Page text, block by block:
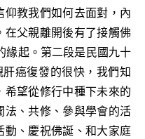
仰教我們如何去面對，內
在父親離開後有了接觸佛
緣起。第二段是民國九十
癌復發的很快，我們知
希望從修行中種下未來的
法、共修、參與學會的活
動、慶祝佛誕、和大家庭